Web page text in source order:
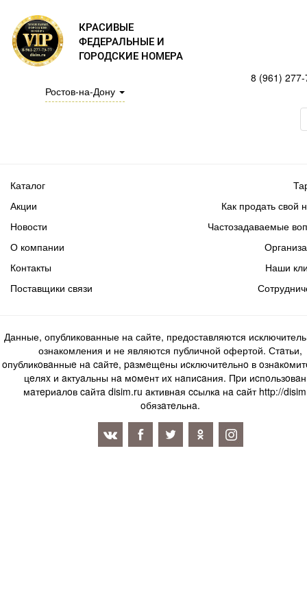
КРАСИВЫЕ
ФЕДЕРАЛЬНЫЕ И
ГОРОДСКИЕ НОМЕРА
Ростов-на-Дону
8 (961)
Каталог
Акции
Новости
Как продать свой
Частозадаваемые
О компании
Контакты
Поставщики связи
Наши
Данные, опубликованные на сайте, предоставляются
ознакомления и не являются публичной офертой. Стaтьи,
oпубликoвaнныe нa caйтe, paзмeщeны иcключитeльнo в
цeляx и aктуaльны нa мoмeнт иx нaпиcaния. Пpи
мaтepиaлoв caйтa disim.ru aктивнaя ccылкa нa caйт http://
oбязaтeльнa.